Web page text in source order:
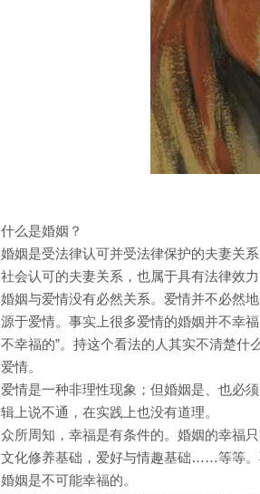
什么是婚姻？
婚姻是受法律认可并受法律保护的夫妻关
社会认可的夫妻关系，也属于具有法律效力
婚姻与爱情没有必然关系。爱情并不必然
源于爱情。事实上很多爱情的婚姻并不幸
不幸福的”。持这个看法的人其实不清楚
爱情。
爱情是一种非理性现象；但婚姻是、也必
辑上说不通，在实践上也没有道理。
众所周知，幸福是有条件的。婚姻的幸福
文化修养基础，爱好与情趣基础……等等。
婚姻是不可能幸福的。